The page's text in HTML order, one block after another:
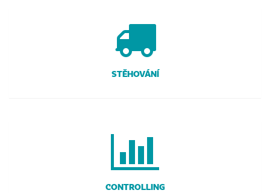
STĚHOVÁNÍ
CONTROLLING